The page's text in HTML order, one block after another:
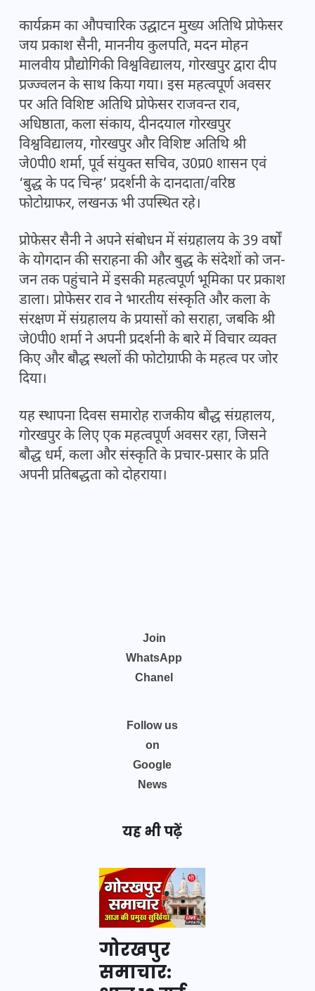
कार्यक्रम का औपचारिक उद्घाटन मुख्य अतिथि प्रोफेसर
जय प्रकाश सैनी, माननीय कुलपति, मदन मोहन
मालवीय प्रौद्योगिकी विश्वविद्यालय, गोरखपुर द्वारा दीप
प्रज्ज्वलन के साथ किया गया। इस महत्वपूर्ण अवसर
पर अति विशिष्ट अतिथि प्रोफेसर राजवन्त राव,
अधिष्ठाता, कला संकाय, दीनदयाल गोरखपुर
विश्वविद्यालय, गोरखपुर और विशिष्ट अतिथि श्री
जे0पी0 शर्मा, पूर्व संयुक्त सचिव, उ0प्र0 शासन एवं
‘बुद्ध के पद चिन्ह’ प्रदर्शनी के दानदाता/वरिष्ठ
फोटोग्राफर, लखनऊ भी उपस्थित रहे।
प्रोफेसर सैनी ने अपने संबोधन में संग्रहालय के 39 वर्षों
के योगदान की सराहना की और बुद्ध के संदेशों को जन-
जन तक पहुंचाने में इसकी महत्वपूर्ण भूमिका पर प्रकाश
डाला। प्रोफेसर राव ने भारतीय संस्कृति और कला के
संरक्षण में संग्रहालय के प्रयासों को सराहा, जबकि श्री
जे0पी0 शर्मा ने अपनी प्रदर्शनी के बारे में विचार व्यक्त
किए और बौद्ध स्थलों की फोटोग्राफी के महत्व पर जोर
दिया।
यह स्थापना दिवस समारोह राजकीय बौद्ध संग्रहालय,
गोरखपुर के लिए एक महत्वपूर्ण अवसर रहा, जिसने
बौद्ध धर्म, कला और संस्कृति के प्रचार-प्रसार के प्रति
अपनी प्रतिबद्धता को दोहराया।
Join
WhatsApp
Chanel
Follow us
on
Google
News
यह भी पढ़ें
गोरखपुर
समाचार: